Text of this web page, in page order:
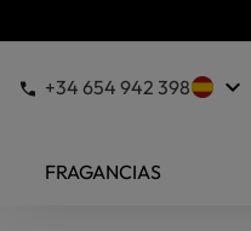
+34 654 942 398 keyboard_arrow_down
FRAGANCIAS